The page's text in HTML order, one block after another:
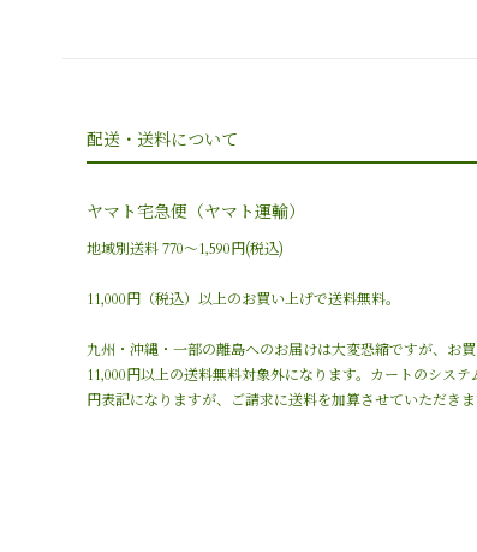
配送・送料について
ヤマト宅急便（ヤマト運輸）
地域別送料 770〜1,590円(税込)
11,000円（税込）以上のお買い上げで送料無料。
九州・沖縄・一部の離島へのお届けは大変恐縮ですが、お
11,000円以上の送料無料対象外になります。カートのシステ
円表記になりますが、ご請求に送料を加算させていただきま